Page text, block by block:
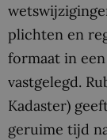
plichten en
formaat in
vastgelegd.
Kadaster)
geruime tijd